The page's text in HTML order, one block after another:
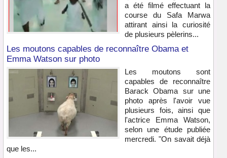
a été filmé effectuant la
course du Safa Marwa
attirant ainsi la curiosité
de plusieurs pèlerins...
Les moutons capables de reconnaître Obama et
Emma Watson sur photo
Les moutons sont
capables de reconnaître
Barack Obama sur une
photo après l'avoir vue
plusieurs fois, ainsi que
l'actrice Emma Watson,
selon une étude publiée
mercredi. "On savait déjà
que les...